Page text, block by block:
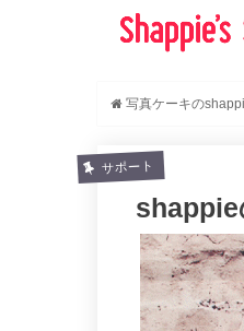
写真ケーキの
サポート
shappie